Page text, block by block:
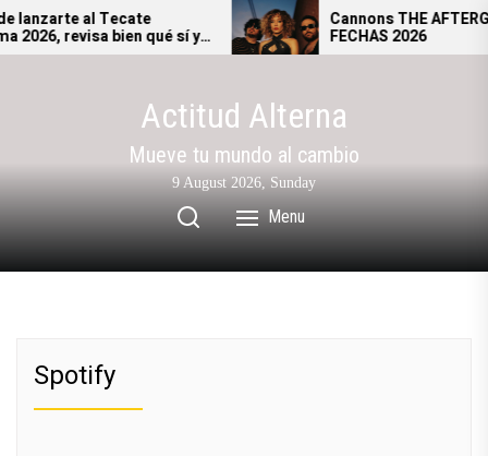
Skip
to
al Tecate
revisa bien qué sí y
ingresar al festival.
Cannons THE
FECHAS 2026
Actitud Alterna
Mueve tu mundo al cambio
9 August 2026, Sunday
Menu
Spotify